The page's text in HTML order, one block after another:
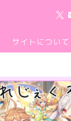
サイトについて